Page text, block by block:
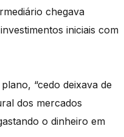
chegava
iniciais com
“cedo deixava de
dos mercados
o dinheiro em